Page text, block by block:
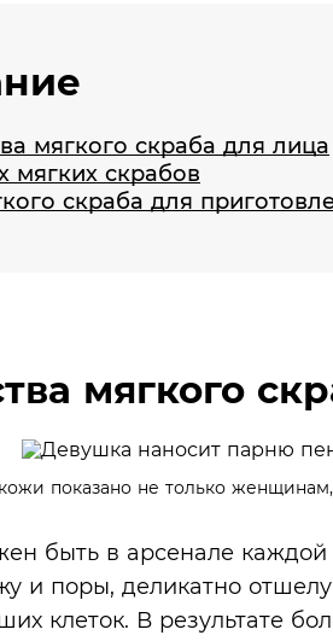
мягкого скраба для лица
мягких скрабов
скраба для
мягкого
показано не только
быть в арсенале
и поры, деликатно
клеток. В результате